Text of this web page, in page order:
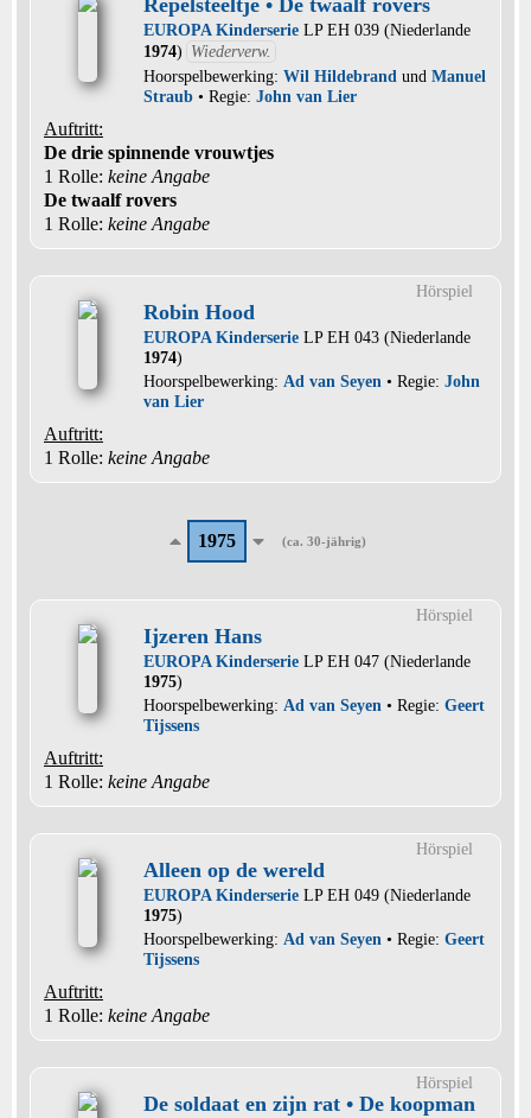
Repelsteeltje • De twaalf rovers
EUROPA Kinderserie LP EH 039 (Niederlande
1974) Wiederverw.
Hoorspelbewerking: Wil Hildebrand und Manuel
Straub • Regie: John van Lier
Auftritt:
De drie spinnende vrouwtjes
1 Rolle: keine Angabe
De twaalf rovers
1 Rolle: keine Angabe
Hörspiel
Robin Hood
EUROPA Kinderserie LP EH 043 (Niederlande
1974)
Hoorspelbewerking: Ad van Seyen • Regie: John
van Lier
Auftritt:
1 Rolle: keine Angabe
1975 (ca. 30-jährig)
Hörspiel
Ijzeren Hans
EUROPA Kinderserie LP EH 047 (Niederlande
1975)
Hoorspelbewerking: Ad van Seyen • Regie: Geert
Tijssens
Auftritt:
1 Rolle: keine Angabe
Hörspiel
Alleen op de wereld
EUROPA Kinderserie LP EH 049 (Niederlande
1975)
Hoorspelbewerking: Ad van Seyen • Regie: Geert
Tijssens
Auftritt:
1 Rolle: keine Angabe
Hörspiel
De soldaat en zijn rat • De koopman